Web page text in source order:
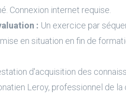
Connexion internet requise.
: Un exercice par
en situation en fin de
d'acquisition des
Leroy, professionnel de